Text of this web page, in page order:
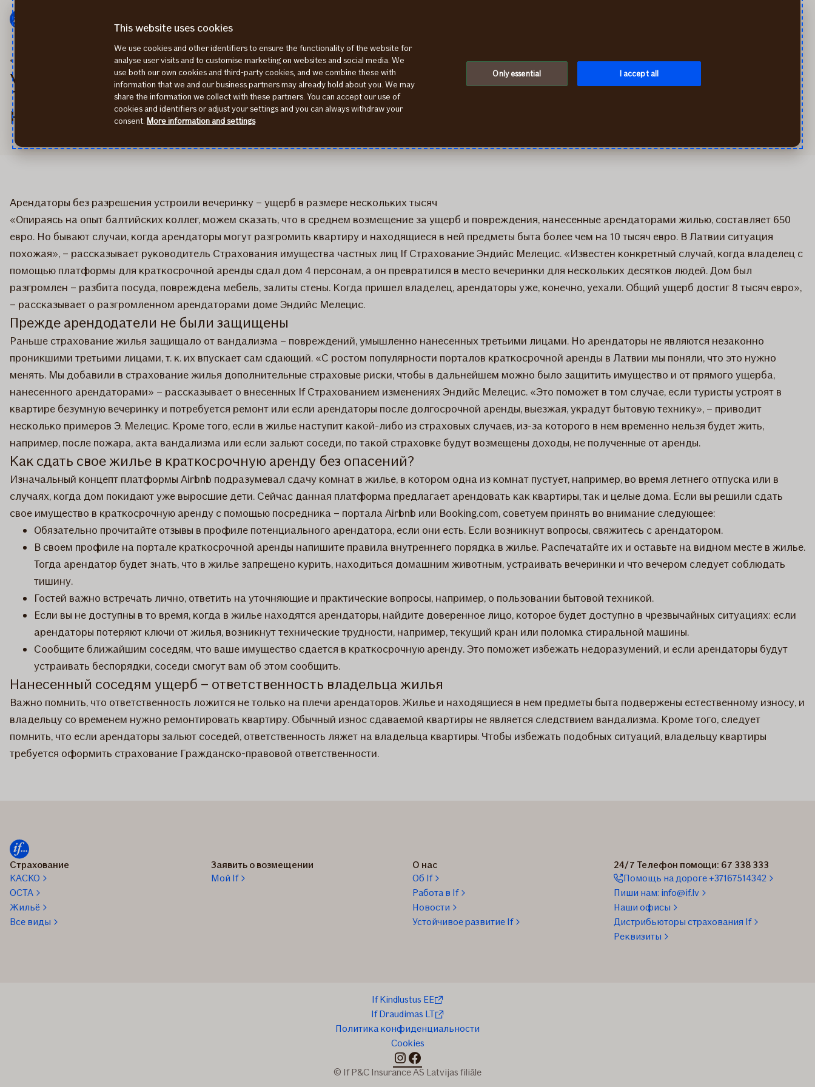
Мену
Перейти
содержанию
Ущерб, нанесенный имуществу арендаторами, может достичь нескольких тысяч евро
Ущерб, нанесенный имуществу арендаторами, может достичь
нескольких тысяч евро
​Арендаторы без разрешения устроили вечеринку – ущерб в размере нескольких тысяч
«Опираясь на опыт балтийских коллег, можем сказать, что в среднем возмещение за ущерб и повреждения, нанесенные арендаторами жилью, составляет 650
евро. Но бывают случаи, когда арендаторы могут разгромить квартиру и находящиеся в ней предметы быта более чем на 10 тысяч евро. В Латвии ситуация
похожая», – рассказывает руководитель Страхования имущества частных лиц If Страхование Эндийс Мелецис. «Известен конкретный случай, когда владелец с
помощью платформы для краткосрочной аренды сдал дом 4 персонам, а он превратился в место вечеринки для нескольких десятков людей. Дом был
разгромлен – разбита посуда, повреждена мебель, залиты стены. Когда пришел владелец, арендаторы уже, конечно, уехали. Общий ущерб достиг 8 тысяч евро»,
– рассказывает о разгромленном арендаторами доме Эндийс Мелецис.
Прежде арендодатели не были защищены
Раньше страхование жилья защищало от вандализма – повреждений, умышленно нанесенных третьими лицами. Но арендаторы не являются незаконно
проникшими третьими лицами, т. к. их впускает сам сдающий. «С ростом популярности порталов краткосрочной аренды в Латвии мы поняли, что это нужно
менять. Мы добавили в страхование жилья дополнительные страховые риски, чтобы в дальнейшем можно было защитить имущество и от прямого ущерба,
нанесенного арендаторами» – рассказывает о внесенных If Страхованием изменениях Эндийс Мелецис. «Это поможет в том случае, если туристы устроят в
квартире безумную вечеринку и потребуется ремонт или если арендаторы после долгосрочной аренды, выезжая, украдут бытовую технику», – приводит
несколько примеров Э. Мелецис. Кроме того, если в жилье наступит какой-либо из страховых случаев, из-за которого в нем временно нельзя будет жить,
например, после пожара, акта вандализма или если зальют соседи, по такой страховке будут возмещены доходы, не полученные от аренды.
Как сдать свое жилье в краткосрочную аренду без опасений?
Изначальный концепт платформы Airbnb подразумевал сдачу комнат в жилье, в котором одна из комнат пустует, например, во время летнего отпуска или в
случаях, когда дом покидают уже выросшие дети. Сейчас данная платформа предлагает арендовать как квартиры, так и целые дома. Если вы решили сдать
свое имущество в краткосрочную аренду с помощью посредника – портала Airbnb или Booking.com, советуем принять во внимание следующее:
​Обязательно прочитайте отзывы в профиле потенциального арендатора, если они есть. Если возникнут вопросы, свяжитесь с арендатором.
В своем профиле на портале краткосрочной аренды напишите правила внутреннего порядка в жилье. Распечатайте их и оставьте на видном месте в жилье.
Тогда арендатор будет знать, что в жилье запрещено курить, находиться домашним животным, устраивать вечеринки и что вечером следует соблюдать
тишину.
Гостей важно встречать лично, ответить на уточняющие и практические вопросы, например, о пользовании бытовой техникой.
Если вы не доступны в то время, когда в жилье находятся арендаторы, найдите доверенное лицо, которое будет доступно в чрезвычайных ситуациях: если
арендаторы потеряют ключи от жилья, возникнут технические трудности, например, текущий кран или поломка стиральной машины.
Сообщите ближайшим соседям, что ваше имущество сдается в краткосрочную аренду. Это поможет избежать недоразумений, и если арендаторы будут
устраивать беспорядки, соседи смогут вам об этом сообщить.
Нанесенный соседям ущерб – ответственность владельца жилья
Важно помнить, что ответственность ложится не только на плечи арендаторов. Жилье и находящиеся в нем предметы быта подвержены естественному износу, и
владельцу со временем нужно ремонтировать квартиру. Обычный износ сдаваемой квартиры не является следствием вандализма. Кроме того, следует
помнить, что если арендаторы зальют соседей, ответственность ляжет на владельца квартиры. Чтобы избежать подобных ситуаций, владельцу квартиры
требуется оформить страхование Гражданско-правовой ответственности. ​
Страхование
КАСКО
OCTA
Жильё
Все виды
Заявить о возмещении
Мой If
О нас
Об If
Работа в If
Новости
Устойчивое развитие If
24/7 Телефон помощи: 67 338 333
Помощь на дороге +37167514342
Пиши нам: info@if.lv
Наши офисы
Дистрибьюторы страхования If
Реквизиты
If Kindlustus EE
If Draudimas LT
Политика конфиденциальности
Cookies
instagram
facebook
© If P&C Insurance AS Latvijas filiāle
This website uses cookies
We use cookies and other identifiers to ensure the functionality of the website for
analyse user visits and to customise marketing on websites and social media. We
use both our own cookies and third-party cookies, and we combine these with
information that we and our business partners may already hold about you. We may
share the information we collect with these partners. You can accept our use of
cookies and identifiers or adjust your settings and you can always withdraw your
consent. More information and settings
Only essential I accept all